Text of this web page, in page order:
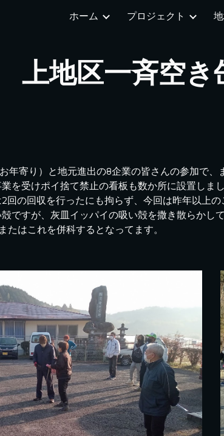
Skip to main content
ホーム プロジェクト
上地区一斉空
年寄り）と地元進出の8企業の皆さんの参加で
を受けポイ捨て禁止の看板も数か所に設置し
回の回収を行ったにも拘らず、今回は昨年以上
ですが、灰皿イッパイの吸い殻を撒き散らか
たはこれを併科するとなってます。